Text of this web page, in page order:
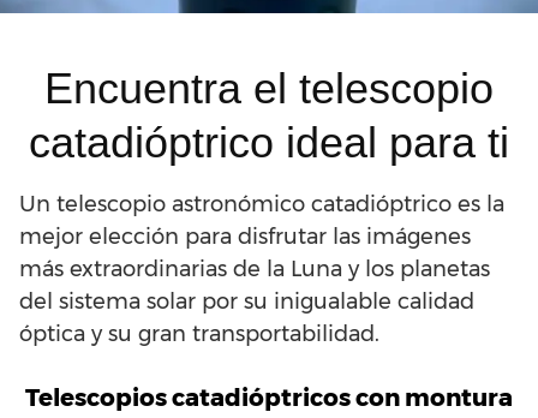
Encuentra el telescopio
catadióptrico ideal para ti
Un telescopio astronómico catadióptrico es la
mejor elección para disfrutar las imágenes
más extraordinarias de la Luna y los planetas
del sistema solar por su inigualable calidad
óptica y su gran transportabilidad.
Telescopios catadióptricos con montura